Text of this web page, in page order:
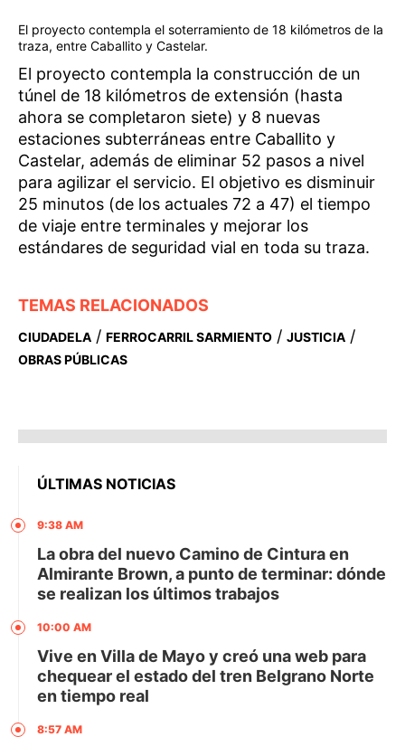
El proyecto contempla el soterramiento de 18 kilómetros de la
traza, entre Caballito y Castelar.
El proyecto contempla la construcción de un
túnel de 18 kilómetros de extensión (hasta
ahora se completaron siete) y 8 nuevas
estaciones subterráneas entre Caballito y
Castelar, además de eliminar 52 pasos a nivel
para agilizar el servicio. El objetivo es disminuir
25 minutos (de los actuales 72 a 47) el tiempo
de viaje entre terminales y mejorar los
estándares de seguridad vial en toda su traza.
TEMAS RELACIONADOS
CIUDADELA / FERROCARRIL SARMIENTO / JUSTICIA /
OBRAS PÚBLICAS
ÚLTIMAS NOTICIAS
9:38 AM
La obra del nuevo Camino de Cintura en
Almirante Brown, a punto de terminar: dónde
se realizan los últimos trabajos
10:00 AM
Vive en Villa de Mayo y creó una web para
chequear el estado del tren Belgrano Norte
en tiempo real
8:57 AM